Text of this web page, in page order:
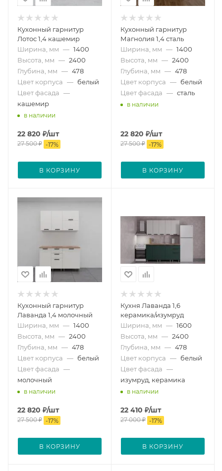
Кухонный гарнитур
Лотос 1,4 кашемир
Ширина, мм — 1400
Высота, мм — 2400
Глубина, мм — 478
Цвет корпуса — белый
Цвет фасада —
кашемир
в наличии
22 820 ₽/шт
27 500₽ -17%
В КОРЗИНУ
Кухонный гарнитур
Магнолия 1,4 сталь
Ширина, мм — 1400
Высота, мм — 2400
Глубина, мм — 478
Цвет корпуса — белый
Цвет фасада — сталь
в наличии
22 820 ₽/шт
27 500₽ -17%
В КОРЗИНУ
Кухонный гарнитур
Лаванда 1,4 молочный
Ширина, мм — 1400
Высота, мм — 2400
Глубина, мм — 478
Цвет корпуса — белый
Цвет фасада —
молочный
в наличии
22 820 ₽/шт
27 500₽ -17%
В КОРЗИНУ
Кухня Лаванда 1,6
керамика/изумруд
Ширина, мм — 1600
Высота, мм — 2400
Глубина, мм — 478
Цвет корпуса — белый
Цвет фасада —
изумруд, керамика
в наличии
22 410 ₽/шт
27 000₽ -17%
В КОРЗИНУ